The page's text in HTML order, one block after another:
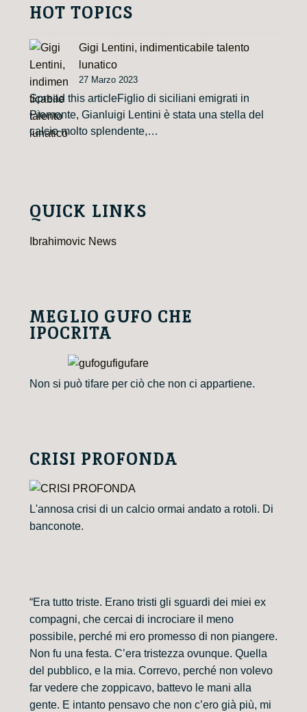
HOT TOPICS
Gigi Lentini, indimenticabile talento
lunatico
27 Marzo 2023
Spread this articleFiglio di siciliani emigrati in
Piemonte, Gianluigi Lentini è stata una stella del
calcio molto splendente,…
QUICK LINKS
Ibrahimovic News
MEGLIO GUFO CHE
IPOCRITA
Non si può tifare per ciò che non ci appartiene.
CRISI PROFONDA
L'annosa crisi di un calcio ormai andato a rotoli. Di
banconote.
“Era tutto triste. Erano tristi gli sguardi dei miei ex
compagni, che cercai di incrociare il meno
possibile, perché mi ero promesso di non piangere.
Non fu una festa. C’era tristezza ovunque. Quella
del pubblico, e la mia. Correvo, perché non volevo
far vedere che zoppicavo, battevo le mani alla
gente. E intanto pensavo che non c’ero già più, mi